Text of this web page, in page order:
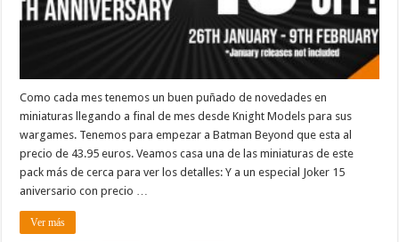
Como cada mes tenemos un buen puñado de novedades en
miniaturas llegando a final de mes desde Knight Models para sus
wargames. Tenemos para empezar a Batman Beyond que esta al
precio de 43.95 euros. Veamos casa una de las miniaturas de este
pack más de cerca para ver los detalles: Y a un especial Joker 15
aniversario con precio …
Ver más